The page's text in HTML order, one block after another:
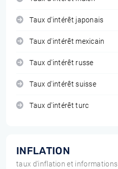
Taux d'intérêt japonais
Taux d'intérêt mexicain
Taux d'intérêt russe
Taux d'intérêt suisse
Taux d'intérêt turc
INFLATION
taux d'inflation et informations